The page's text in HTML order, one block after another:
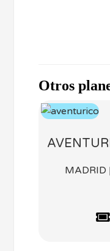
Otros
MADRID